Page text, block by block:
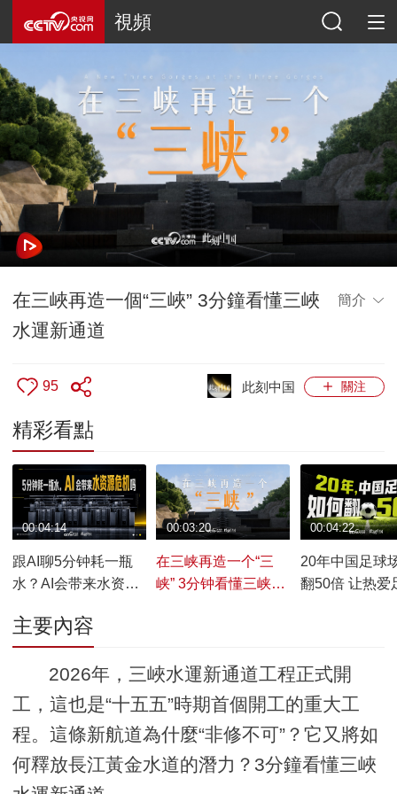
視頻
在三峽再造一個“三峽” 3分鐘看懂三峽
水運新通道
簡介
95 關注
此刻中国
精彩看點
跟AI聊5分钟耗一瓶
水？AI会带来水资源
00:04:14
在三峡再造一个“三
峡” 3分钟看懂三峡水
00:03:20
20年中国足球
翻50倍 让热爱
00:04:22
主要內容
2026年，三峽水運新通道工程正式開
工，這也是“十五五”時期首個開工的重大工
程。這條新航道為什麼“非修不可”？它又將如
何釋放長江黃金水道的潛力？3分鐘看懂三峽